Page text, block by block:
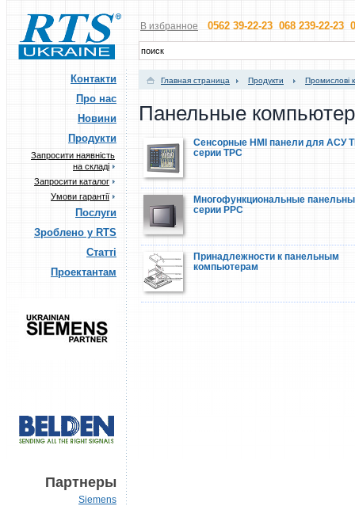
В избранное 0562 39-22-23 068 239-22-23
Контакти
Про нас
Новини
Продукти
Запросити наявність
на складі
Запросити каталог
Умови гарантії
Послуги
Зроблено у RTS
Статті
Проектантам
Партнеры
Siemens
Главная страница Продукти Промислові
Панельные
Сенсорные HMI панели для АСУ
серии TPC
Многофункциональные
серии PPC
Принадлежности к панельным
компьютерам